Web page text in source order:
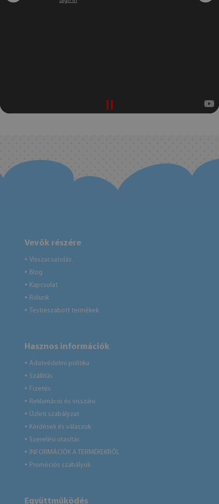
Vevők részére
● Visszacsatolás
● Blog
● Kapcsolat
● Rólunk
● Testreszabott termékek
Hasznos információk
● Adatvédelmi politika
● Szállítás
● Fizetés
● Reklamáció és visszáru
● Üzleti szabályzat
● Kérdések és válaszok
● Szerelési utasítás
● INFORMÁCIÓK A TERMÉKEKRŐL
● Promóciós szabályok
Együttműködés